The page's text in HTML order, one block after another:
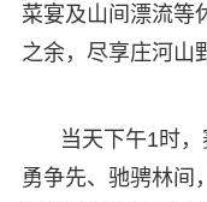
菜宴及山间漂流等
之余，尽享庄河山
当天下午1时
勇争先、驰骋林间